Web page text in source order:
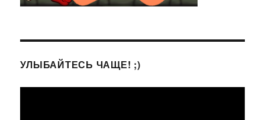
УЛЫБАЙТЕСЬ ЧАЩЕ! ;)